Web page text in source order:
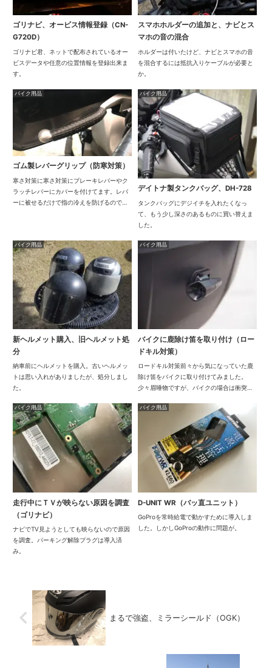
ゴリナビ、オービス情報登録（CN-
G720D）
ゴリナビ君、ネットで配布されているオー
ビスデータや任意の位置情報を登録出来ま
す。
スマホホルダーの追加と、ナビとス
マホの音の混合
ホルダーは付いたけど、ナビとスマホの音
を混合するには抵抗入りケーブルが必要と
か。
バイク用品
ゴム製レバーグリップ（防寒対策）
寒さ対策に寒さ対策にブレーキレバーやク
ラッチレバーにカバーを付けてます。レバ
ーに被せるだけで指の冷えを防げるので冬
のカバーに交...
バイク用品
デイトナ製タンクバッグ、DH-728
タンクバッグにデジイチを入れたくなっ
て、もう少し深さのあるものに買い替えま
した。
バイク用品
新ヘルメット購入、旧ヘルメット処
分
納車前にヘルメットを購入。古いヘルメッ
トは思い入れがありましたが、処分しまし
た。
バイク用品
バイクに鹿除け笛を取り付け（ロー
ドキル対策）
ロードキル対策前々から気になっていた鹿
除け笛をバイクに取り付けてみました。
少々眉唾物ですが、バイクの場合は衝突し
ヌキやウサギなど小動物とよく遭遇しま
す。千葉にクマはいませんが、イノシシや
キョンにも時々出...
バイク用品
走行中にＴＶが映らない原因を調査
（ゴリナビ）
ナビでTV見ようとしても映らないので原因
を調査。パーキング解除プラグは導入済
み。
バイク用品
D-UNIT WR（バッ直ユニット）
GoProを常時給電で動かすために導入しま
した。しかしGoProの動作に問題が。
まるで強盗、ミラーシールド（OGK）